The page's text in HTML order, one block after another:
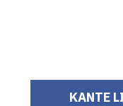
ΚΑΝΤΕ